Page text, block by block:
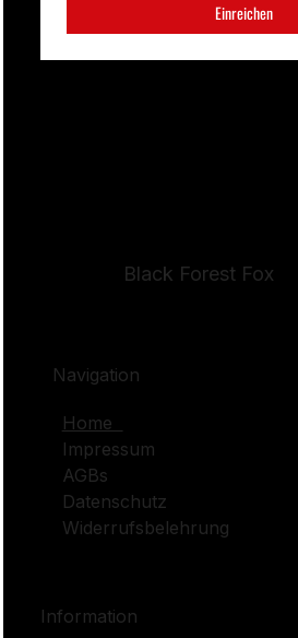
Black Forest Fox
Einreichen
Navigation
Home
Impressum
AGBs
Datenschutz
Widerrufsbelehrung
Information